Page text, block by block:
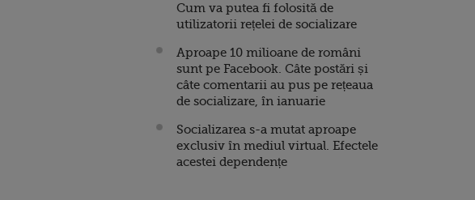
Cum va putea fi folosită de
utilizatorii rețelei de socializare
Aproape 10 milioane de români
sunt pe Facebook. Câte postări și
câte comentarii au pus pe rețeaua
de socializare, în ianuarie
Socializarea s-a mutat aproape
exclusiv în mediul virtual. Efectele
acestei dependențe